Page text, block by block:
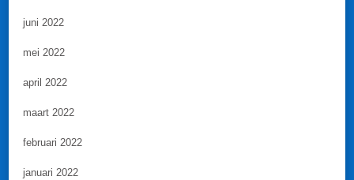
juni 2022
mei 2022
april 2022
maart 2022
februari 2022
januari 2022